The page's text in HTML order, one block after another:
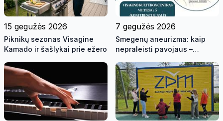
15 gegužės 2026
Piknikų sezonas Visagine
Kamado ir šašlykai prie ežero
7 gegužės 2026
Smegenų aneurizma: kaip
nepraleisti pavojaus –
Visagine